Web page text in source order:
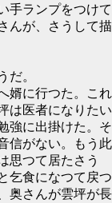
手ランプをつけて
んが、さうして描
だ。
婿に行つた。これ
は医者になりたい
強に出掛けた。そ
信がない。もう此
思つて居たさう
乞食になつて戻つ
奥さんが雲坪が長